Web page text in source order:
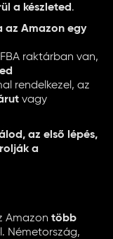
a készleted .
az Amazon egy
raktárban van,
rendelkezel, az
vagy
az első lépés,
a
Amazon több
Németország,